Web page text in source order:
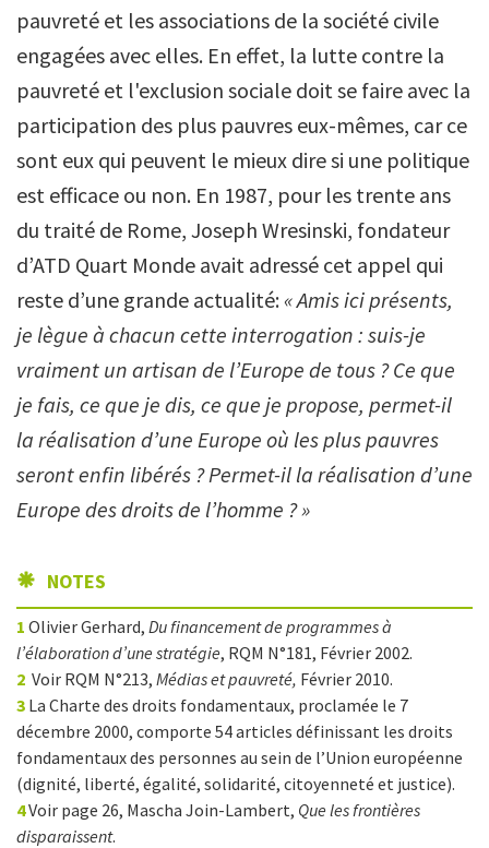
pauvreté et les associations de la société civile
engagées avec elles. En effet, la lutte contre la
pauvreté et l'exclusion sociale doit se faire avec la
participation des plus pauvres eux-mêmes, car ce
sont eux qui peuvent le mieux dire si une politique
est efficace ou non. En 1987, pour les trente ans
du traité de Rome, Joseph Wresinski, fondateur
d’ATD Quart Monde avait adressé cet appel qui
reste d’une grande actualité: « Amis ici présents,
je lègue à chacun cette interrogation : suis-je
vraiment un artisan de l’Europe de tous ? Ce que
je fais, ce que je dis, ce que je propose, permet-il
la réalisation d’une Europe où les plus pauvres
seront enfin libérés ? Permet-il la réalisation d’une
Europe des droits de l’homme ? »
NOTES
1 Olivier Gerhard, Du financement de programmes à
l’élaboration d’une stratégie, RQM N°181, Février 2002.
2 Voir RQM N°213, Médias et pauvreté, Février 2010.
3 La Charte des droits fondamentaux, proclamée le 7
décembre 2000, comporte 54 articles définissant les droits
fondamentaux des personnes au sein de l’Union européenne
(dignité, liberté, égalité, solidarité, citoyenneté et justice).
4Voir page 26, Mascha Join-Lambert, Que les frontières
disparaissent.